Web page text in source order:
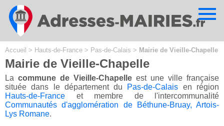
Accueil > Hauts-de-France > Pas-de-Calais > Mairie de Vieille-Chapelle
Mairie de Vieille-Chapelle
La commune de Vieille-Chapelle est une ville française
située dans le département du Pas-de-Calais en région
Hauts-de-France et membre de l'intercommunalité
Communautés d'agglomération de Béthune-Bruay, Artois-
Lys Romane.
Cookies management panel